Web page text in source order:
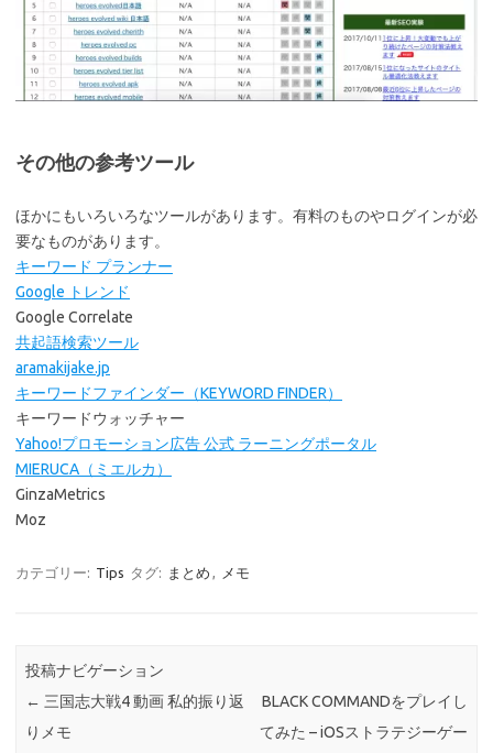
その他の参考ツール
ほかにもいろいろなツールがあります。有料のものやログインが必
要なものがあります。
キーワード プランナー
Google トレンド
Google Correlate
共起語検索ツール
aramakijake.jp
キーワードファインダー（KEYWORD FINDER）
キーワードウォッチャー
Yahoo!プロモーション広告 公式 ラーニングポータル
MIERUCA（ミエルカ）
GinzaMetrics
Moz
カテゴリー: Tips タグ: まとめ , メモ
投稿ナビゲーション
← 三国志大戦4 動画 私的振り返
りメモ
BLACK COMMANDをプレイし
てみた – iOSストラテジーゲー